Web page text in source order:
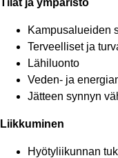
Tilat ja ympäristö
Kampusalueiden
Terveelliset ja
Lähiluonto
Veden- ja
Jätteen synnyn
Liikkuminen
Hyötyliikunnan